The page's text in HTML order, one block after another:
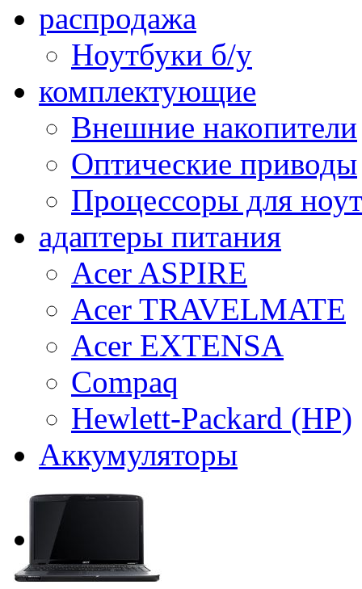
распродажа
Ноутбуки б/у
комплектующие
Внешние накопители
Оптические приводы
Процессоры для
адаптеры питания
Acer ASPIRE
Acer TRAVELMATE
Acer EXTENSA
Compaq
Hewlett-Packard (HP)
Аккумуляторы